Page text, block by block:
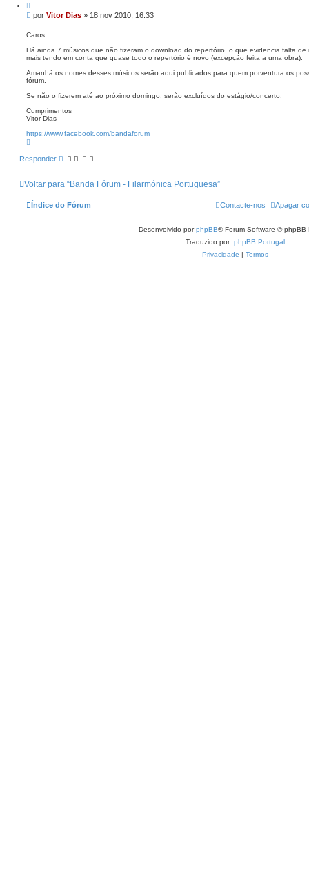
t
o
i
o
r
i
a
i
t
r
M
n
a
g
e
m
por Vitor Dias » 18 nov 2010, 16:33
Caros:
Há ainda 7 músicos que não fizeram o download do repertório, o que evidencia falta
mais tendo em conta que quase todo o repertório é novo (excepção feita a uma obra).
Amanhã os nomes desses músicos serão aqui publicados para quem porventura os
fórum.
Se não o fizerem até ao próximo domingo, serão excluídos do estágio/concerto.
Cumprimentos
Vitor Dias
https://www.facebook.com/bandaforum
o
Responder
Voltar para “Banda Fórum - Filarmónica Portuguesa”
Índice do Fórum Apagar
Contacte-nos
Desenvolvido porphpBB® Forum Software © phpBB
Traduzido por: phpBB Portugal
Privacidade | Termos